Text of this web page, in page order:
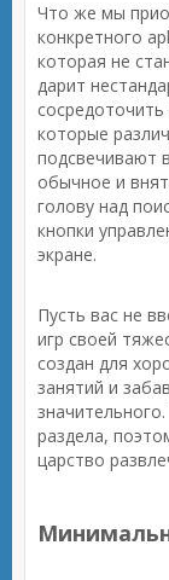
Что же мы
конкретного
которая не
дарит
которые
подсвечивают
обычное и
голову над
кнопки
экране.
Пусть вас не
игр своей
создан для
занятий и
раздела,
царство